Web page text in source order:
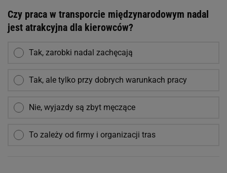
Czy praca w transporcie międzynarodowym nadal
jest atrakcyjna dla kierowców?
Tak, zarobki nadal zachęcają
Tak, ale tylko przy dobrych warunkach pracy
Nie, wyjazdy są zbyt męczące
To zależy od firmy i organizacji tras